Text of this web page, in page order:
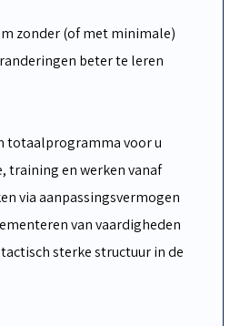
zonder (of met minimale)
beter te leren
totaalprogramma voor u
training en werken vanaf
via aanpassingsvermogen
van vaardigheden
sterke structuur in de